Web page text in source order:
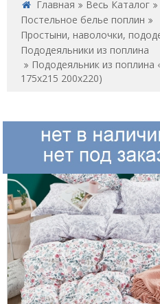
Главная
Весь Каталог
Постельное белье поплин
Простыни, наволочки,
Пододеяльники из поплина
Пододеяльник из поплина
175х215 200х220)